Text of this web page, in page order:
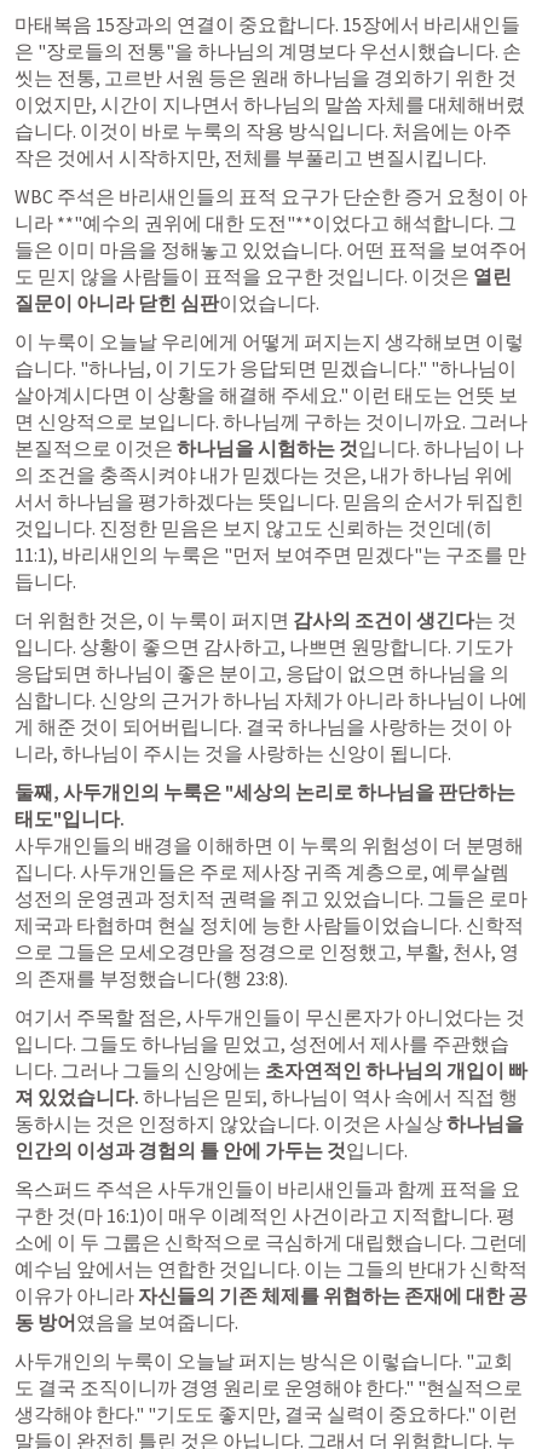
마태복음 15장과의 연결이 중요합니다. 15장에서 바리새인들
은 "장로들의 전통"을 하나님의 계명보다 우선시했습니다. 손
씻는 전통, 고르반 서원 등은 원래 하나님을 경외하기 위한 것
이었지만, 시간이 지나면서 하나님의 말씀 자체를 대체해버렸
습니다. 이것이 바로 누룩의 작용 방식입니다. 처음에는 아주
작은 것에서 시작하지만, 전체를 부풀리고 변질시킵니다.
WBC 주석은 바리새인들의 표적 요구가 단순한 증거 요청이 아
니라 **"예수의 권위에 대한 도전"**이었다고 해석합니다. 그
들은 이미 마음을 정해놓고 있었습니다. 어떤 표적을 보여주어
도 믿지 않을 사람들이 표적을 요구한 것입니다. 이것은 열린
질문이 아니라 닫힌 심판이었습니다.
이 누룩이 오늘날 우리에게 어떻게 퍼지는지 생각해보면 이렇
습니다. "하나님, 이 기도가 응답되면 믿겠습니다." "하나님이
살아계시다면 이 상황을 해결해 주세요." 이런 태도는 언뜻 보
면 신앙적으로 보입니다. 하나님께 구하는 것이니까요. 그러나
본질적으로 이것은 하나님을 시험하는 것입니다. 하나님이 나
의 조건을 충족시켜야 내가 믿겠다는 것은, 내가 하나님 위에
서서 하나님을 평가하겠다는 뜻입니다. 믿음의 순서가 뒤집힌
것입니다. 진정한 믿음은 보지 않고도 신뢰하는 것인데(히
11:1), 바리새인의 누룩은 "먼저 보여주면 믿겠다"는 구조를 만
듭니다.
더 위험한 것은, 이 누룩이 퍼지면 감사의 조건이 생긴다는 것
입니다. 상황이 좋으면 감사하고, 나쁘면 원망합니다. 기도가
응답되면 하나님이 좋은 분이고, 응답이 없으면 하나님을 의
심합니다. 신앙의 근거가 하나님 자체가 아니라 하나님이 나에
게 해준 것이 되어버립니다. 결국 하나님을 사랑하는 것이 아
니라, 하나님이 주시는 것을 사랑하는 신앙이 됩니다.
둘째, 사두개인의 누룩은 "세상의 논리로 하나님을 판단하는
태도"입니다.
사두개인들의 배경을 이해하면 이 누룩의 위험성이 더 분명해
집니다. 사두개인들은 주로 제사장 귀족 계층으로, 예루살렘
성전의 운영권과 정치적 권력을 쥐고 있었습니다. 그들은 로마
제국과 타협하며 현실 정치에 능한 사람들이었습니다. 신학적
으로 그들은 모세오경만을 정경으로 인정했고, 부활, 천사, 영
의 존재를 부정했습니다(행 23:8).
여기서 주목할 점은, 사두개인들이 무신론자가 아니었다는 것
입니다. 그들도 하나님을 믿었고, 성전에서 제사를 주관했습
니다. 그러나 그들의 신앙에는 초자연적인 하나님의 개입이 빠
져 있었습니다. 하나님은 믿되, 하나님이 역사 속에서 직접 행
동하시는 것은 인정하지 않았습니다. 이것은 사실상 하나님을
인간의 이성과 경험의 틀 안에 가두는 것입니다.
옥스퍼드 주석은 사두개인들이 바리새인들과 함께 표적을 요
구한 것(마 16:1)이 매우 이례적인 사건이라고 지적합니다. 평
소에 이 두 그룹은 신학적으로 극심하게 대립했습니다. 그런데
예수님 앞에서는 연합한 것입니다. 이는 그들의 반대가 신학적
이유가 아니라 자신들의 기존 체제를 위협하는 존재에 대한 공
동 방어였음을 보여줍니다.
사두개인의 누룩이 오늘날 퍼지는 방식은 이렇습니다. "교회
도 결국 조직이니까 경영 원리로 운영해야 한다." "현실적으로
생각해야 한다." "기도도 좋지만, 결국 실력이 중요하다." 이런
말들이 완전히 틀린 것은 아닙니다. 그래서 더 위험합니다. 누